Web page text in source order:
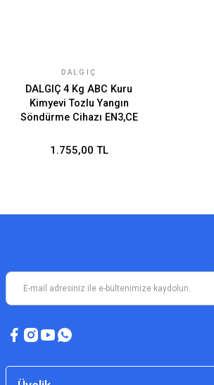
DALGIÇ
DALGIÇ 4 Kg ABC Kuru
Kimyevi Tozlu Yangın
Söndürme Cihazı EN3,CE
1.755,00 TL